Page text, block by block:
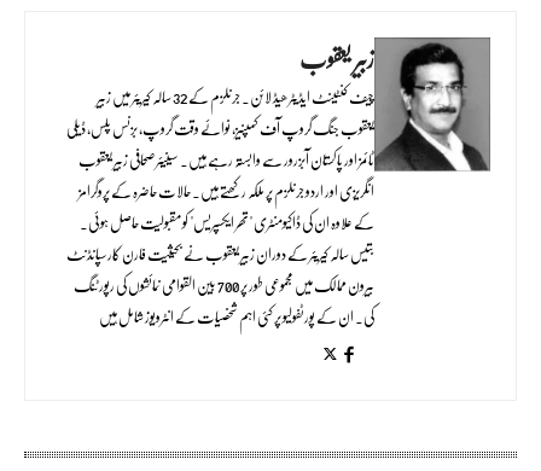
زبیر یعقوب
چیف کنٹینٹ ایڈیٹر ھیڈ لائن۔ جرنلزم کے 32 سالہ کیریئر میں زبیر
یعقوب جنگ گروپ آف کمپنیز، نوائے وقت گروپ، بزنس پلس، ڈیلی
ٹائمز اور پاکستان آبزرور سے وابستہ رہے ہیں۔ سینیئر صحافی زبیر یعقوب
انگریزی اور اردو جرنلزم پر ملکہ رکھتے ہیں۔ حالات حاضرہ کے پروگرامز
کے علاوہ ان کی ڈاکیومنٹری "تھر ایکسپریس" کو مقبولیت حاصل ہوئی۔
بتیس سالہ کیریئر کے دوران زبیر یعقوب نے بحیثیت فارن کارسپانڈنٹ
بیرون ممالک میں مجموعی طور پر 700 بین القوامی نمائشوں کی رپورٹنگ
کی۔ ان کے پورٹفولیو پر کئی اہم شخصیات کے انٹرویوز شامل ہیں